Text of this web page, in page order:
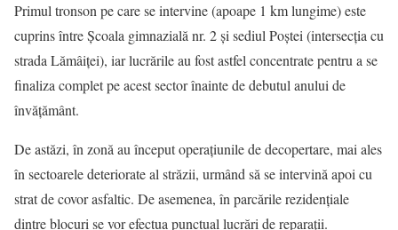
Primul tronson pe care se intervine (apoape 1 km lungime) este
cuprins între Școala gimnazială nr. 2 și sediul Poștei (intersecția cu
strada Lămâiței), iar lucrările au fost astfel concentrate pentru a se
finaliza complet pe acest sector înainte de debutul anului de
învățământ.
De astăzi, în zonă au început operațiunile de decopertare, mai ales
în sectoarele deteriorate al străzii, urmând să se intervină apoi cu
strat de covor asfaltic. De asemenea, în parcările rezidențiale
dintre blocuri se vor efectua punctual lucrări de reparații.